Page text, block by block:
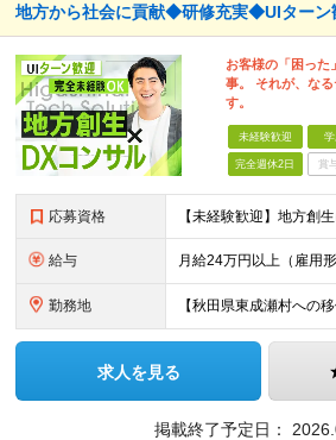
地方から社会に貢献◆研修充実◆UIターン
お客様の「困った
事。 それが、な
す。
未経験歓迎 学
完全週休2日 賞
応募資格
給与
勤務地
求人を見る
掲載終了予定日：